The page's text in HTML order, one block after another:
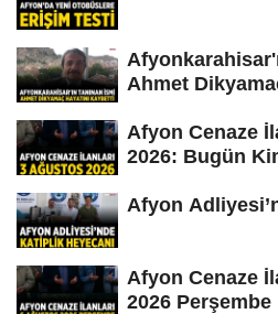
Ahmet
Afyon Cenaze
2026: Bugün
Afyon
Afyon Cenaze
2026 Perşembe